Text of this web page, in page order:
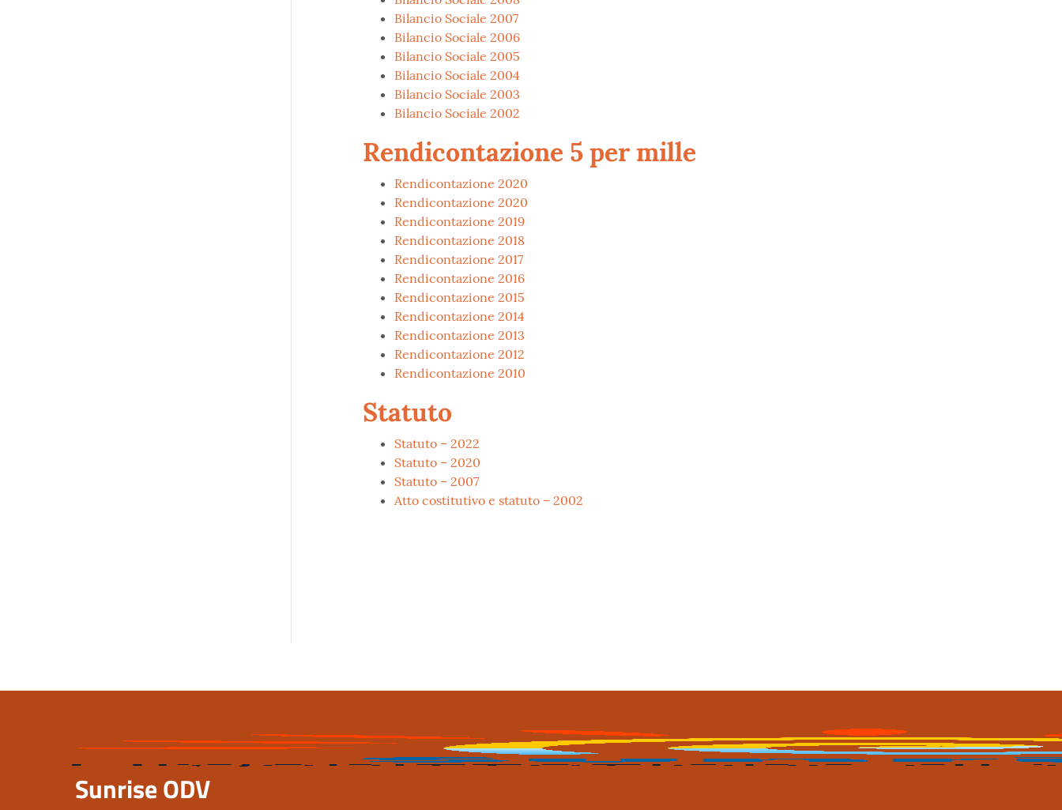
Bilancio Sociale 2007
Bilancio Sociale 2006
Bilancio Sociale 2005
Bilancio Sociale 2004
Bilancio Sociale 2003
Bilancio Sociale 2002
Rendicontazione 5 per mille
Rendicontazione 2020
Rendicontazione 2020
Rendicontazione 2019
Rendicontazione 2018
Rendicontazione 2017
Rendicontazione 2016
Rendicontazione 2015
Rendicontazione 2014
Rendicontazione 2013
Rendicontazione 2012
Rendicontazione 2010
Statuto
Statuto – 2022
Statuto – 2020
Statuto – 2007
Atto costitutivo e statuto – 2002
Sunrise ODV